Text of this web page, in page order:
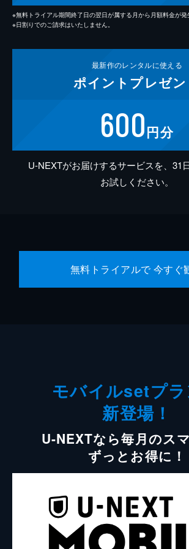
※無料トライアル期間終了日の翌日が属する月から月額料金が発
※日割りでのご請求はいたしません。
最新作のレンタルに使える
ポイント プレゼン
600円分
U-NEXTがお届けするサービスを、31
お試しください。
無料トライアルで 今すぐ
モバイルsetプ
新登場！
U-NEXTなら毎月のス
ずっとお得に！